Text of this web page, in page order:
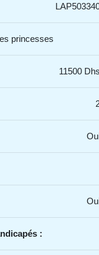
princesses
11500 Dhs
: